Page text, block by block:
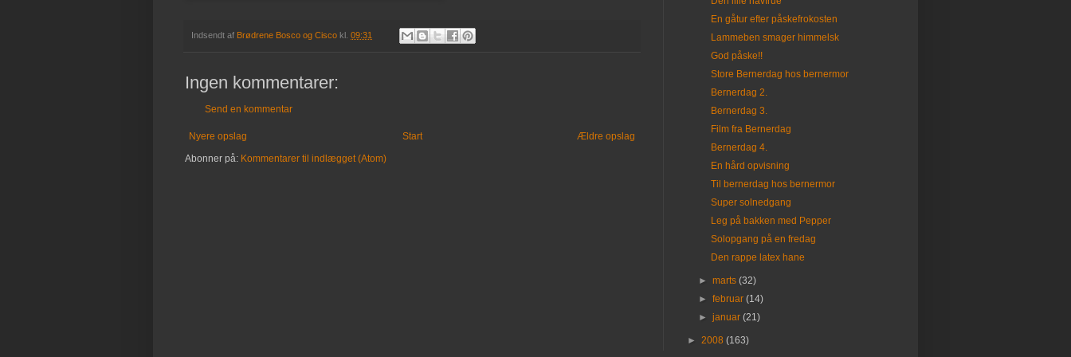
Indsendt af Brødrene Bosco og Cisco kl. 09:31
Ingen kommentarer:
Send en kommentar
Nyere opslag Ældre opslag
Start
Abonner på: Kommentarer til indlægget (Atom)
En gåtur efter påskefrokosten
Lammeben smager himmelsk
God påske!!
Store Bernerdag hos bernermor
Bernerdag 2.
Bernerdag 3.
Film fra Bernerdag
Bernerdag 4.
En hård opvisning
Til bernerdag hos bernermor
Super solnedgang
Leg på bakken med Pepper
Solopgang på en fredag
Den rappe latex hane
►marts(32)
►februar(14)
►januar(21)
► 2008 (163)